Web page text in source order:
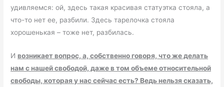
удивляемся: ой, здесь такая красивая статуэтка стояла, а
что-то нет ее, разбили. Здесь тарелочка стояла
хорошенькая – тоже нет, разбилась.
И возникает вопрос, а, собственно говоря, что же делать
нам с нашей свободой, даже в том объеме относительной
свободы, которая у нас сейчас есть? Ведь нельзя сказать,